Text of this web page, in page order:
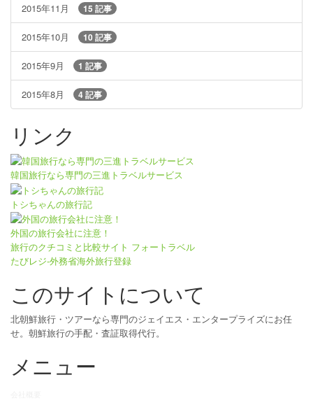
2015年11月 15 記事
2015年10月 10 記事
2015年9月 1 記事
2015年8月 4 記事
リンク
韓国旅行なら専門の三進トラベルサービス
トシちゃんの旅行記
外国の旅行会社に注意！
旅行のクチコミと比較サイト フォートラベル
たびレジ-外務省海外旅行登録
このサイトについて
北朝鮮旅行・ツアーなら専門のジェイエス・エンタープライズにお任
せ。朝鮮旅行の手配・査証取得代行。
メニュー